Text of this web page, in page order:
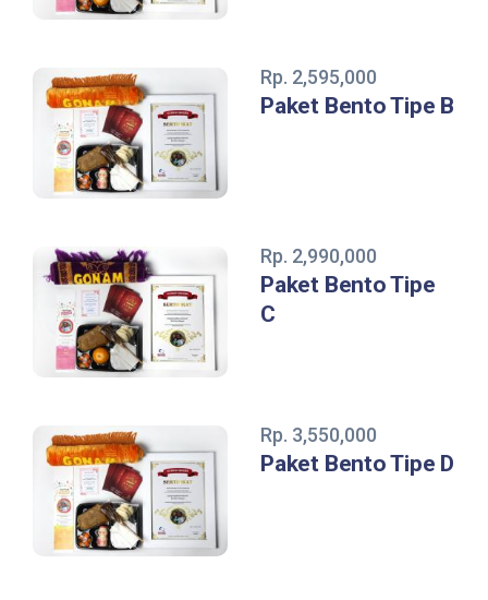
Rp. 2,595,000
Paket Bento Tipe B
Rp. 2,990,000
Paket Bento Tipe
C
Rp. 3,550,000
Paket Bento Tipe D